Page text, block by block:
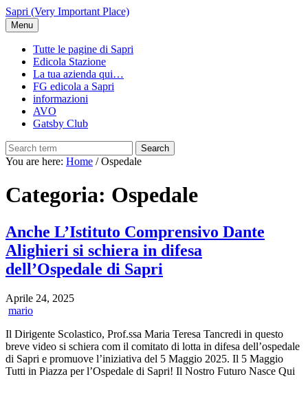
Skip
to
main
content
Sapri (Very Important Place)
Menu
Tutte le pagine di Sapri
Edicola Stazione
La tua azienda qui…
FG edicola a Sapri
informazioni
AVO
Gatsby Club
Search
You are here: Home /Ospedale
Categoria: Ospedale
Anche L’Istituto Comprensivo Dante
Alighieri si schiera in difesa
dell’Ospedale di Sapri
Aprile 24, 2025
mario
Il Dirigente Scolastico, Prof.ssa Maria Teresa Tancredi in questo
breve video si schiera com il comitato di lotta in difesa dell’ospedale
di Sapri e promuove l’iniziativa del 5 Maggio 2025. Il 5 Maggio
Tutti in Piazza per l’Ospedale di Sapri! Il Nostro Futuro Nasce Qui